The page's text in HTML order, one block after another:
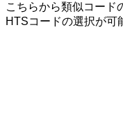
こちらから類似コード
HTSコードの選択が可